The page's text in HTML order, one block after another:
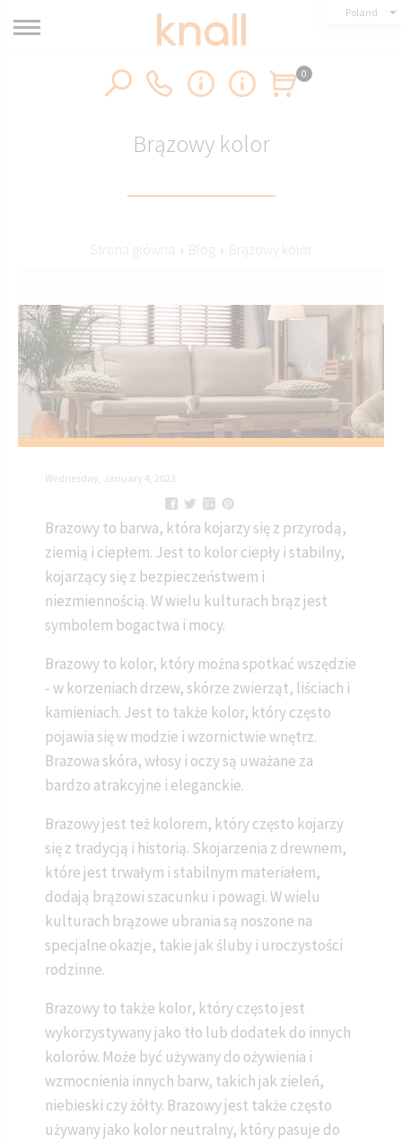
Poland
0
Brązowy kolor
Strona główna › Blog › Brązowy kolor
Wednesday, January 4, 2023
Brazowy to barwa, która kojarzy się z przyrodą,
ziemią i ciepłem. Jest to kolor ciepły i stabilny,
kojarzący się z bezpieczeństwem i
niezmiennością. W wielu kulturach brąz jest
symbolem bogactwa i mocy.
Brazowy to kolor, który można spotkać wszędzie
- w korzeniach drzew, skórze zwierząt, liściach i
kamieniach. Jest to także kolor, który często
pojawia się w modzie i wzornictwie wnętrz.
Brazowa skóra, włosy i oczy są uważane za
bardzo atrakcyjne i eleganckie.
Brazowy jest też kolorem, który często kojarzy
się z tradycją i historią. Skojarzenia z drewnem,
które jest trwałym i stabilnym materiałem,
dodają brązowi szacunku i powagi. W wielu
kulturach brązowe ubrania są noszone na
specjalne okazje, takie jak śluby i uroczystości
rodzinne.
Brazowy to także kolor, który często jest
wykorzystywany jako tło lub dodatek do innych
kolorów. Może być używany do ożywienia i
wzmocnienia innych barw, takich jak zieleń,
niebieski czy żółty. Brazowy jest także często
używany jako kolor neutralny, który pasuje do